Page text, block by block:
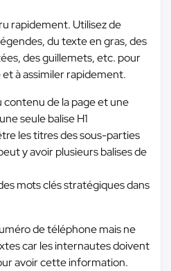
rapidement. Utilisez de
du texte en gras, des
des guillemets, etc. pour
à assimiler rapidement.
contenu de la page et une
seule balise H1
les titres des sous-parties
y avoir plusieurs balises de
mots clés stratégiques dans
de téléphone mais ne
car les internautes doivent
avoir cette information.